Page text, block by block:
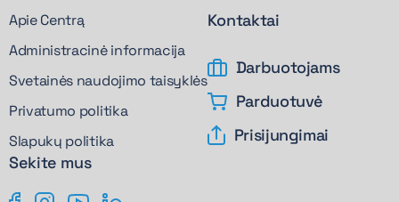
Apie Centrą
Administracinė informacija
Svetainės naudojimo taisyklės
Privatumo politika
Slapukų politika
Kontaktai
Darbuotojams
Parduotuvė
Prisijungimai
Sekite mus